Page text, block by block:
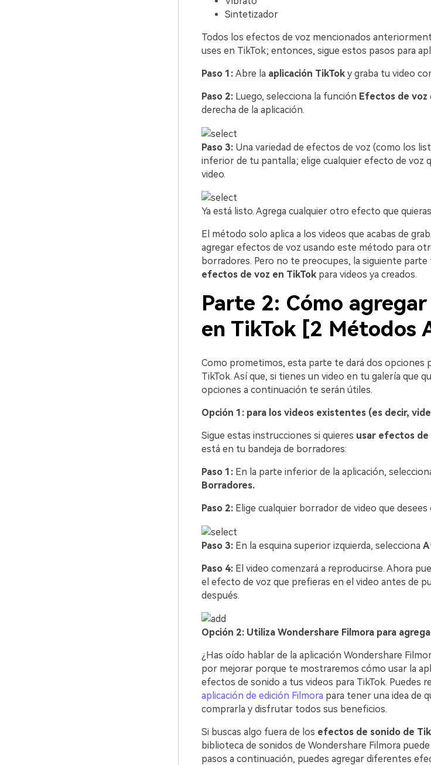
Sintetizador
Todos los efectos de voz mencionados
uses en TikTok; entonces, sigue estos pasos para
Paso 1: Abre la aplicación TikToky graba tu video
Paso 2: Luego, selecciona la función Efectos de voz
derecha de la aplicación.
Paso 3: Una variedad de efectos de voz (como los
inferior de tu pantalla; elige cualquier efecto de voz
video.
Ya está listo. Agrega cualquier otro efecto que
El método solo aplica a los videos que acabas de
agregar efectos de voz usando este método para
borradores. Pero no te preocupes, la siguiente
efectos de voz en TikTokpara videos ya creados.
Parte 2: Cómo
en TikTok [2 Métodos
Como prometimos, esta parte te dará dos opciones
TikTok. Así que, si tienes un video en tu galería que
opciones a continuación te serán útiles.
Opción 1: para los videos existentes (es decir,
Sigue estas instrucciones si quieres usar efectos de
está en tu bandeja de borradores:
Paso 1: En la parte inferior de la aplicación,
Borradores.
Paso 2: Elige cualquier borrador de video que desees
Paso 3: En la esquina superior izquierda, selecciona
Paso 4: El video comenzará a reproducirse. Ahora
el efecto de voz que prefieras en el video antes de
después.
Opción 2: Utiliza Wondershare Filmora para
¿Has oído hablar de la aplicación Wondershare
por mejorar porque te mostraremos cómo usar la
efectos de sonido a tus videos para TikTok. Puedes
aplicación de edición Filmora para tener una idea de
comprarla y disfrutar todos sus beneficios.
Si buscas algo fuera de los efectos de sonido de
biblioteca de sonidos de Wondershare Filmora
pasos a continuación, puedes agregar diferentes